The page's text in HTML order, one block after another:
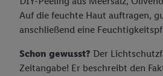
Auf die feuchte Haut auftragen,
anschließend eine
Schon gewusst? Der
Zeitangabe! Er beschreibt den